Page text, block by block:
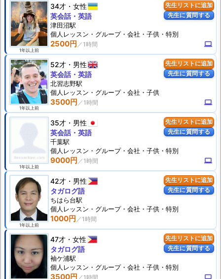
先生リストに追加
先生に質問する
1年以上前
34才 女性
2500円 computer
英会話・英語
津田沼駅
個人 レッスン ・グループ・会社・子供・特別
先生リストに追加
先生に質問する
1年以上前
52才 男性
3500円 computer
英会話・英語
北習志野駅
個人 レッスン ・グループ・会社・子供
先生リストに追加
先生に質問する
1年以上前
35才 男性
9000円 computer
英会話・英語
千葉駅
個人 レッスン ・グループ・会社・子供・特別
先生リストに追加
先生に質問する
1年以上前
42才 男性
1000円
タガログ語
ちはら台駅
個人 レッスン ・グループ・会社・子供・特別
先生リストに追加
先生に質問する
47才 女性
3500円 computer
タガログ語
袖ケ浦駅
個人 レッスン ・グループ・会社・子供・特別